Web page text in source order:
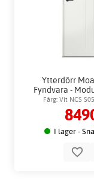
Ytterdörr
Fyndvara -
Höjd
Färg: Vit NCS
I lager -